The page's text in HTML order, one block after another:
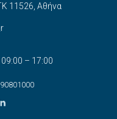
11526, Αθήνα
– 17:00